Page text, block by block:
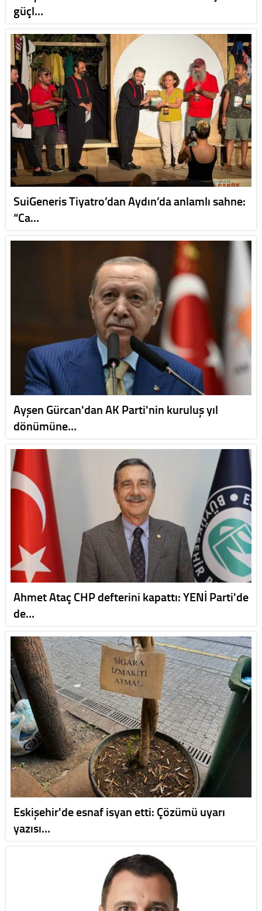
güçl…
SuiGeneris Tiyatro’dan Aydın’da anlamlı sahne:
“Ca…
Ayşen Gürcan'dan AK Parti'nin kuruluş yıl
dönümüne…
Ahmet Ataç CHP defterini kapattı: YENİ Parti'de
de…
Eskişehir'de esnaf isyan etti: Çözümü uyarı
yazısı…